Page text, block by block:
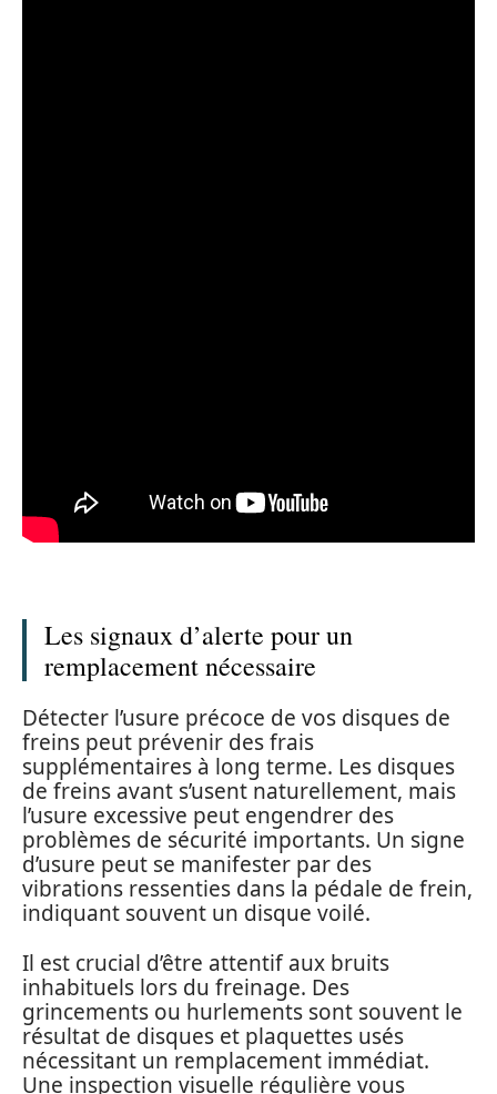
Les signaux d’alerte pour un
remplacement nécessaire
Détecter l’usure précoce de vos disques de
freins peut prévenir des frais
supplémentaires à long terme. Les disques
de freins avant s’usent naturellement, mais
l’usure excessive peut engendrer des
problèmes de sécurité importants. Un signe
d’usure peut se manifester par des
vibrations ressenties dans la pédale de frein,
indiquant souvent un disque voilé.
Il est crucial d’être attentif aux bruits
inhabituels lors du freinage. Des
grincements ou hurlements sont souvent le
résultat de disques et plaquettes usés
nécessitant un remplacement immédiat.
Une inspection visuelle régulière vous